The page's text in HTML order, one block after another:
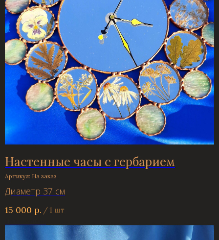
Настенные часы с гербарием
Артикул: На заказ
Диаметр 37 см
15 000 р. / 1 шт